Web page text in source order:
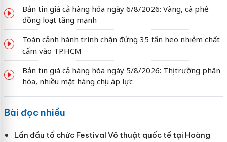
Bản tin giá cả hàng hóa ngày 6/8/2026: Vàng, cà phê
đồng loạt tăng mạnh
Toàn cảnh hành trình chặn đứng 35 tấn heo nhiễm chất
cấm vào TP.HCM
Bản tin giá cả hàng hóa ngày 5/8/2026: Thị trường phân
hóa, nhiều mặt hàng chịu áp lực
Bài đọc nhiều
Lần đầu tổ chức Festival Võ thuật quốc tế tại Hoàng